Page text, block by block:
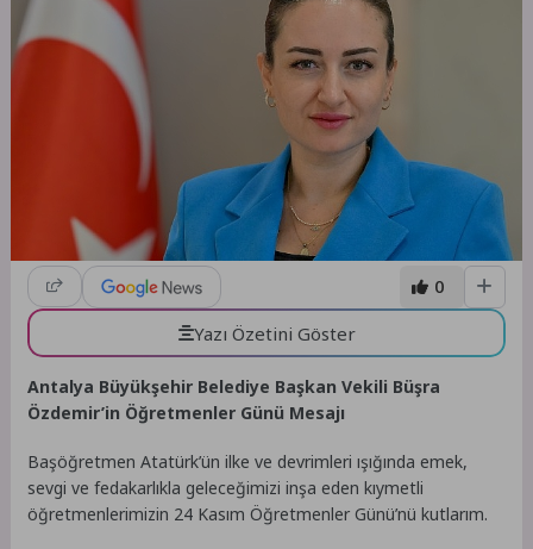
0
Yazı Özetini Göster
Antalya Büyükşehir Belediye Başkan Vekili Büşra
Özdemir’in Öğretmenler Günü Mesajı
Başöğretmen Atatürk’ün ilke ve devrimleri ışığında emek,
sevgi ve fedakarlıkla geleceğimizi inşa eden kıymetli
öğretmenlerimizin 24 Kasım Öğretmenler Günü’nü kutlarım.